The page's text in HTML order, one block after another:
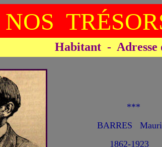
NOS
Habitant - Adresse
***
BARRES
1862-1923